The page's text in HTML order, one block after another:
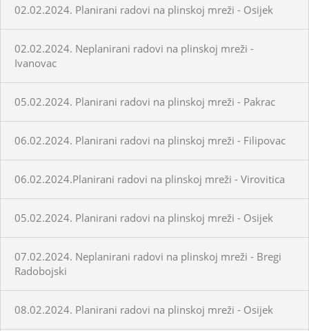
02.02.2024. Planirani radovi na plinskoj mreži - Osijek
02.02.2024. Neplanirani radovi na plinskoj mreži -
Ivanovac
05.02.2024. Planirani radovi na plinskoj mreži - Pakrac
06.02.2024. Planirani radovi na plinskoj mreži - Filipovac
06.02.2024.Planirani radovi na plinskoj mreži - Virovitica
05.02.2024. Planirani radovi na plinskoj mreži - Osijek
07.02.2024. Neplanirani radovi na plinskoj mreži - Bregi
Radobojski
08.02.2024. Planirani radovi na plinskoj mreži - Osijek